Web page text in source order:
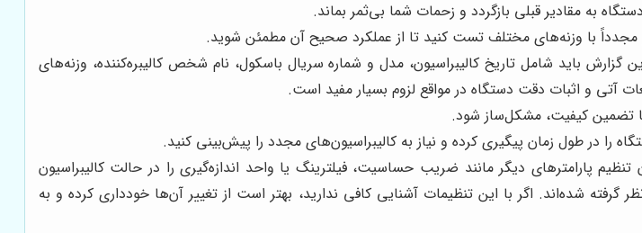
به مقادیر قبلی بازگردد و زحمات شما بی‌ثمر بماند.
با وزنه‌های مختلف تست کنید تا از عملکرد صحیح آن مطمئن شوید.
باید شامل تاریخ کالیبراسیون، مدل و شماره سریال باسکول، نام شخص کالیبره‌کننده، وزنه‌های
آتی و اثبات دقت دستگاه در مواقع لزوم بسیار مفید است.
یا تضمین کیفیت، مشکل‌ساز شود.
را در طول زمان پیگیری کرده و نیاز به کالیبراسیون‌های مجدد را پیش‌بینی کنید.
پارامترهای دیگر مانند ضریب حساسیت، فیلترینگ یا واحد اندازه‌گیری را در حالت کالیبراسیون
گرفته شده‌اند. اگر با این تنظیمات آشنایی کافی ندارید، بهتر است از تغییر آن‌ها خودداری کرده و به